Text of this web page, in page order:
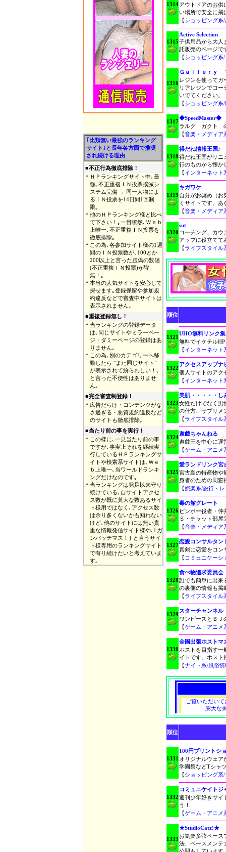
｢比類無い最強のランキング
サイト｣と長年各方面で推奨
され続ける理由
■不正行為徹底排除！
＊ ＨＰランキングサイト中､最
強､不正重複ＩＮ投票撲滅シ
ステム完備 → 同一人物によ
るＩＮ投票を14日間1回制
限｡
＊ 他のＨＰランキング様と比べ
て下さい！｡一目瞭然､Ｗｅｂ
上唯一､不正重複ＩＮ投票を
徹底排除｡
＊ この為､各参加サイト様の1週
間のＩＮ投票数が､100とか
200以上と言った虚偽の数値
(不正重複ＩＮ投票)が皆
無！｡
＊ 本当の人気サイトを安心して
探せます｡登録保留や参加規
約違反などで審査中サイトは
表示されません｡
■重複登録無し！
＊ 当ランキングの登録データ
は､同じサイトやミラーペー
ジ・ダミーページの登録はあ
りません｡
＊ この為､別のカテゴリーへ移
動したら "また同じサイト"
が表示されて紛らわしい！､
と言った不便性はありませ
ん｡
■完全審査制登録！
＊ 広告だらけ・コンテンツがな
さ過ぎる・悪質規約違反など
のサイトも徹底排除｡
■当たり前の事を実行！
＊ この様に､一見当たり前の事
ですが､事実上それを継続実
行しているＨＰランキングサ
イトや検索系サイトは､Ｗｅ
ｂ上唯一､当ワールドランキ
ングだけなのです｡
＊ 当ランキングは発足以来守り
続けている､自サイトアクセ
ス数が既に莫大な数あるサイ
ト様用ではなく､アクセス数
は余り多くないかも知れない
けど､他のサイトには無い貴
重な情報発信サイト様や､｢ガ
ンバッテマス！｣ と言うサイ
ト様専用のランキングサイト
で有り続けたいと考えていま
す｡
1314アウトドアのお供
い場所で安全に飛
【ショッピング系
1315
Active Selection
子供用品から大人
託販売のページで
【ショッピング系
1316
Ｇａｌｌｅｒｙ
レジンを使ってガ
リアレジンでコ
いでてください。
【ショッピング系
1317
◆SpeedMaster◆
ラルク ガクト
【音楽・メディア
1318
得だね情報王国♪
得だね王国がリニ
行のものから懐
【インターネット
1319
キガワケ
自分がお奨め（お
くサイトです。
【音楽・メディア
1320
sut
コーチング、カ
アップに役立てて
【ライフスタイル
順位
1321
UHO無料リンク集
無料でイケテル
【インターネット
1322
アクセスアップナ
個人サイトのアク
【インターネット
1323
美肌・・・・・し
女性だけでなく男
の仕方、サプリメ
【ライフスタイル
1324
遊戯ちゃんねる
遊戯王を中心に運
【ゲーム・アニメ
1325
愛ランドリンク宮
宮古島の特産物や
身者のための同窓
【娯楽系/旅行・
1326
毒の館グレート
ビンボー役者・
Ｓ・チャット部
【音楽・メディア
1327
恋愛コンサルタン
真剣に恋愛をコン
【 コミュニケーシ
1328
食べ物追求委員会
誰でも簡単に出来
の裏側の情報も掲
【ライフスタイル
1329
スターチャンネル
ワンピースとＢＪ
【ゲーム・アニメ
1330
全国出張ホストマ
ホストを目指す一
イトです。ホスト
【ナイト系/風俗情
順位
1331
100円プリントシ
オリジナルウェア
学園祭などTシャ
【ショッピング系
1332
コミュニケイトジ
週刊少年好きサイ
う！
【ゲーム・アニメ
1333
★StudioCatz!★
お気楽多弦ベース
法、ベースメンテ